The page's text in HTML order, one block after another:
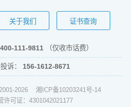
关于我们 证书查询
400-111-9811 （仅收市话费）
诉： 156-1612-8671
2026 湘ICP备10203241号-14
许可证：4301042021177